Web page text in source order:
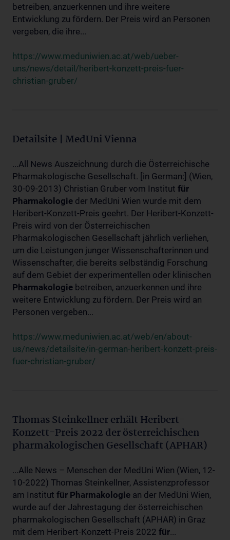
betreiben, anzuerkennen und ihre weitere
Entwicklung zu fördern. Der Preis wird an Personen
vergeben, die ihre...
https://www.meduniwien.ac.at/web/ueber-
uns/news/detail/heribert-konzett-preis-fuer-
christian-gruber/
Detailsite | MedUni Vienna
...All News Auszeichnung durch die Österreichische
Pharmakologische Gesellschaft. [in German:] (Wien,
30-09-2013) Christian Gruber vom Institut für
Pharmakologie der MedUni Wien wurde mit dem
Heribert-Konzett-Preis geehrt. Der Heribert-Konzett-
Preis wird von der Österreichischen
Pharmakologischen Gesellschaft jährlich verliehen,
um die Leistungen junger Wissenschafterinnen und
Wissenschafter, die bereits selbständig Forschung
auf dem Gebiet der experimentellen oder klinischen
Pharmakologie betreiben, anzuerkennen und ihre
weitere Entwicklung zu fördern. Der Preis wird an
Personen vergeben...
https://www.meduniwien.ac.at/web/en/about-
us/news/detailsite/in-german-heribert-konzett-preis-
fuer-christian-gruber/
Thomas Steinkellner erhält Heribert-
Konzett-Preis 2022 der österreichischen
pharmakologischen Gesellschaft (APHAR)
...Alle News – Menschen der MedUni Wien (Wien, 12-
10-2022) Thomas Steinkellner, Assistenzprofessor
am Institut für Pharmakologie an der MedUni Wien,
wurde auf der Jahrestagung der österreichischen
pharmakologischen Gesellschaft (APHAR) in Graz
mit dem Heribert-Konzett-Preis 2022 für...